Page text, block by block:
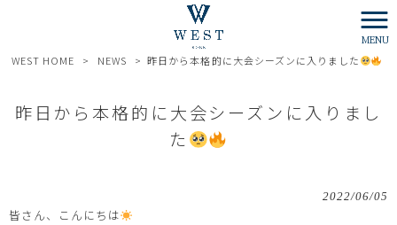
MENU
WEST HOME > NEWS > 昨日から本格的に大会シーズンに入りました
昨日から本格的に大会シーズンに入りまし
た
2022/06/05
皆さん、こんにちは